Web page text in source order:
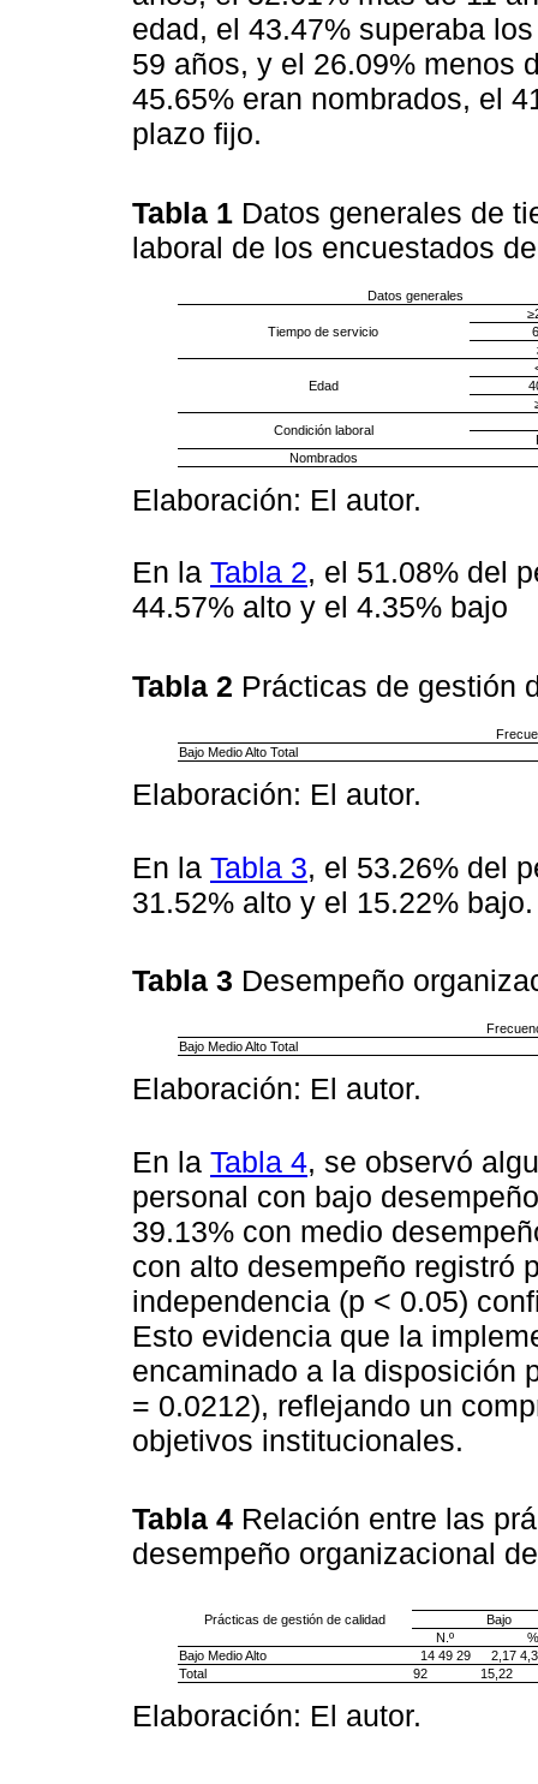
edad, el 43.47% superaba
59 años, y el 26.09% menos
45.65% eran nombrados, el
plazo fijo.
Tabla 1 Datos generales de
laboral de los encuestados
Datos generales
Tiempo de servicio
Edad
Condición laboral
Nombrados
Elaboración: El autor.
En la Tabla 2, el 51.08% del
44.57% alto y el 4.35% bajo
Tabla 2 Prácticas de gestión
Bajo Medio Alto Total
Elaboración: El autor.
En la Tabla 3, el 53.26% del
31.52% alto y el 15.22% bajo.
Tabla 3 Desempeño
Bajo Medio Alto Total
Elaboración: El autor.
En la Tabla 4, se observó
personal con bajo
39.13% con medio
con alto desempeño registró
independencia (p < 0.05)
Esto evidencia que la
encaminado a la disposición
= 0.0212), reflejando un
objetivos institucionales.
Tabla 4 Relación entre las
desempeño organizacional
Prácticas de gestión de calidad
Bajo
N.º
%
Bajo Medio Alto
14 49 29
2,17
Total
92 15,22
Elaboración: El autor.